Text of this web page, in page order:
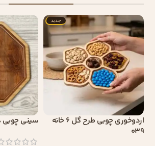
جدید
اردوخوری چوبی طرح گل 6 خانه
039
سینی چوبی 8 ضلعی بزرگ 080